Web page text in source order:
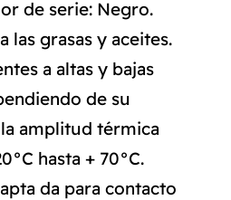
de serie: Negro.
las grasas y aceites.
a altas y bajas
de su
amplitud térmica
hasta + 70°C.
da para contacto